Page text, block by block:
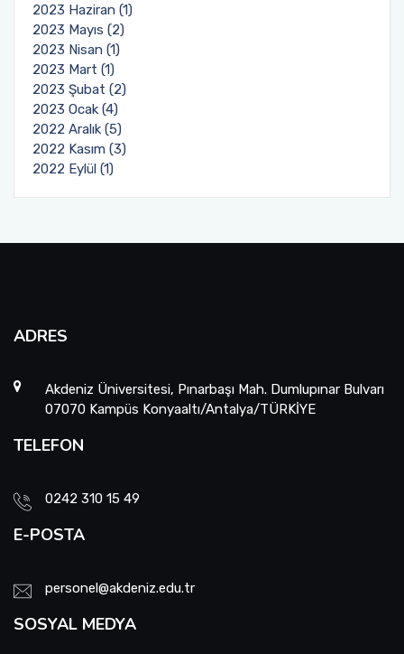
2023 Haziran (1)
2023 Mayıs (2)
2023 Nisan (1)
2023 Mart (1)
2023 Şubat (2)
2023 Ocak (4)
2022 Aralık (5)
2022 Kasım (3)
2022 Eylül (1)
ADRES
Akdeniz Üniversitesi, Pınarbaşı Mah. Dumlupınar Bulvarı
07070 Kampüs Konyaaltı/Antalya/TÜRKİYE
TELEFON
0242 310 15 49
E-POSTA
personel@akdeniz.edu.tr
SOSYAL MEDYA